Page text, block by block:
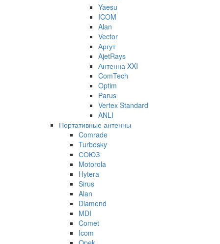
Yaesu
ICOM
Alan
Vector
Аргут
AjetRays
Антенна XXI
ComTech
Optim
Parus
Vertex Standard
ANLI
Портативные антенны
Comrade
Turbosky
СОЮЗ
Motorola
Hytera
Sirus
Alan
Diamond
MDI
Comet
Icom